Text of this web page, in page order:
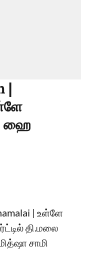
|
| ஹை
| உள்ளே
தி.மலை
சாமி